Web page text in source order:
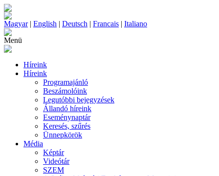
Magyar| English | Deutsch | Francais | Italiano
Menü
Híreink
Híreink
Programajánló
Beszámolóink
Legutóbbi bejegyzések
Állandó híreink
Eseménynaptár
Keresés, szűrés
Ünnepkörök
Média
Képtár
Videótár
SZEM